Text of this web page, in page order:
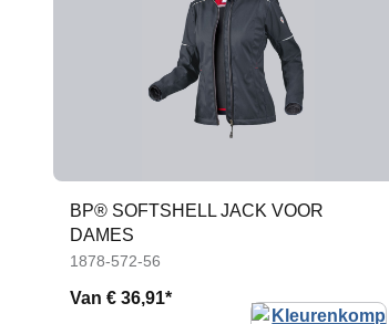
BP® SOFTSHELL JACK VOOR
DAMES
1878-572-56
Van € 36,91*